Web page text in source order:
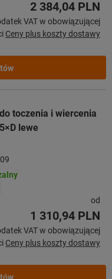
2 384,04 PLN
VAT w obowiązującej
Ceny plus koszty dostawy
toczenia i wiercenia
lewe
od
1 310,94 PLN
VAT w obowiązującej
Ceny plus koszty dostawy